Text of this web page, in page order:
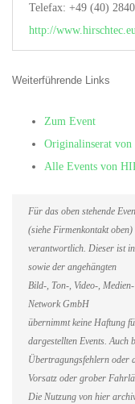
Telefax: +49 (40)
http://
Weiterführende Links
Zum Event
Originalinserat
Alle Events von
Für das oben stehende
(siehe Firmenkontakt oben)
verantwortlich. Dieser ist
sowie der angehängten
Bild-, Ton-, Video-,
Network GmbH
übernimmt keine Haftung
dargestellten Events. Auch
Übertragungsfehlern oder
Vorsatz oder grober
Die Nutzung von hier